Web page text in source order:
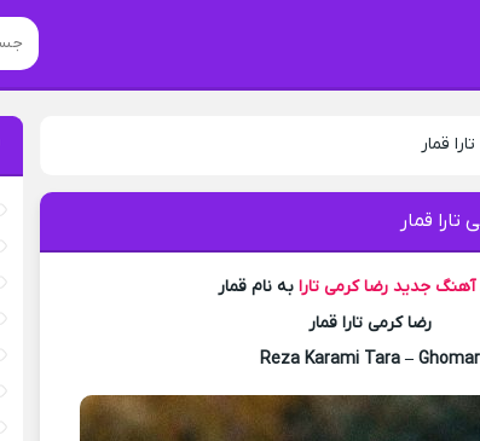
قمار
قمار
آهنگ جدید رضا کرمی تارابه نام قمار
رضا کرمی تارا قمار
Reza Karami Tara – Ghomar